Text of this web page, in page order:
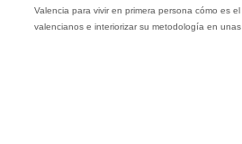
Valencia para vivir en primera persona cómo es
valencianos e interiorizar su metodología en